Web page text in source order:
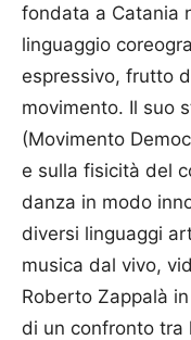
fondata a Catania
linguaggio
espressivo, frutto
movimento. Il suo
(Movimento
e sulla fisicità del
danza in modo
diversi linguaggi
musica dal vivo,
Roberto Zappalà
di un confronto tra